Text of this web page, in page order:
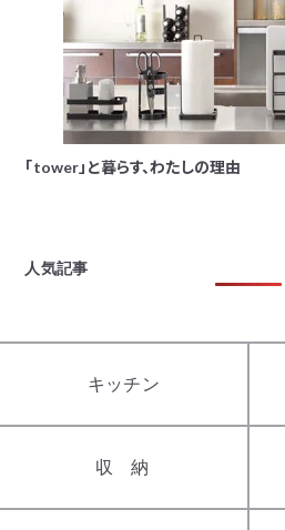
「tower」と暮らす、わたしの理由
人気記事
キッチン
収納